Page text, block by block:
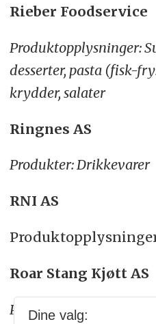
Rieber Foodservice
Produktopplysninger:
desserter, pasta (fisk-
krydder, salater
Ringnes AS
Produkter: Drikkevarer
RNI AS
Roar Stang Kjøtt AS
Produktopplysninger:
Dine valg: